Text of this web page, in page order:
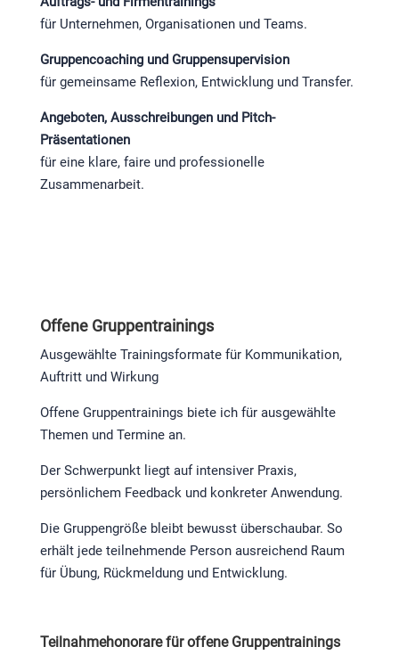
für Unternehmen, Organisationen und Teams.
Gruppencoaching und Gruppensupervision
für gemeinsame Reflexion, Entwicklung und Transfer.
Angeboten, Ausschreibungen und Pitch-
Präsentationen
für eine klare, faire und professionelle
Zusammenarbeit.
Offene Gruppentrainings
Ausgewählte Trainingsformate für Kommunikation,
Auftritt und Wirkung
Offene Gruppentrainings biete ich für ausgewählte
Themen und Termine an.
Der Schwerpunkt liegt auf intensiver Praxis,
persönlichem Feedback und konkreter Anwendung.
Die Gruppengröße bleibt bewusst überschaubar. So
erhält jede teilnehmende Person ausreichend Raum
für Übung, Rückmeldung und Entwicklung.
Teilnahmehonorare für offene Gruppentrainings